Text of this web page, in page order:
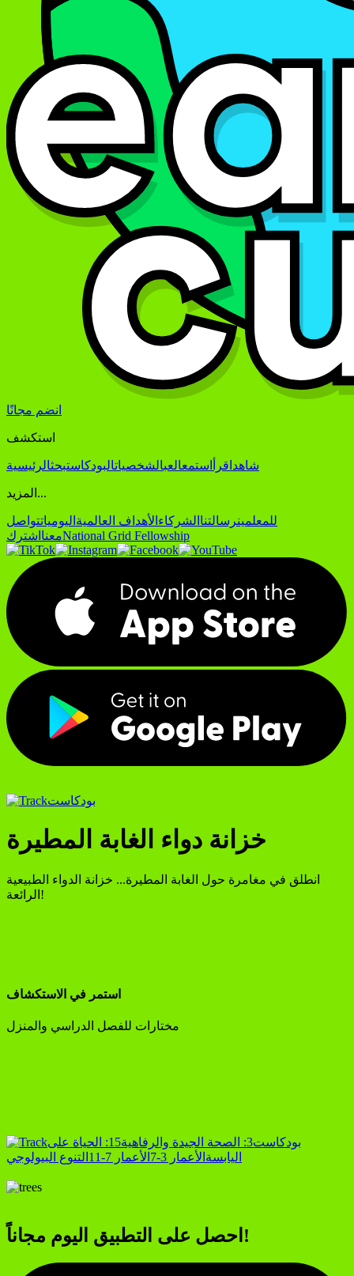
انضم مجانًا
استكشف
شاهد اقرأ استمعالعبالشخصياتالبودكاستبحثالرئيسية
المزيد...
للمعلمينرسالتنا الشركاء الأهداف العالمية اليومياتتواصل
معنا اشترك National Grid Fellowship
بودكاست
خزانة دواء الغابة المطيرة
انطلق في مغامرة حول الغابة المطيرة... خزانة الدواء الطبيعية
الرائعة!
استمر في الاستكشاف
مختارات للفصل الدراسي والمنزل
بودكاست3: الصحة الجيدة والرفاهية
15: الحياة على
اليابسة الأعمار 3-7 الأعمار 7-11 التنوع البيولوجي
احصل على التطبيق اليوم مجاناً!